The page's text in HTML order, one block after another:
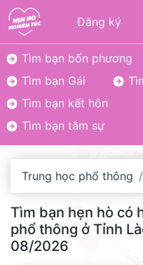
Đăng ký
Tìm bạn bốn phương
Tìm bạn Gái
Tìm bạn kết hôn
Tìm bạn tâm sự
Trung học phổ thông
Tìm bạn hẹn hò có
phổ thông ở Tỉnh
08/2026